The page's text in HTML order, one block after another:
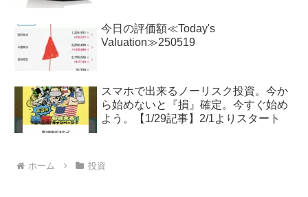
今日の評価額≪Today's
Valuation≫250519
スマホで出来るノーリスク投資。今か
ら始めないと『損』確定。今すぐ始め
よう。【1/29記事】2/1よりスタート
ホーム 投資